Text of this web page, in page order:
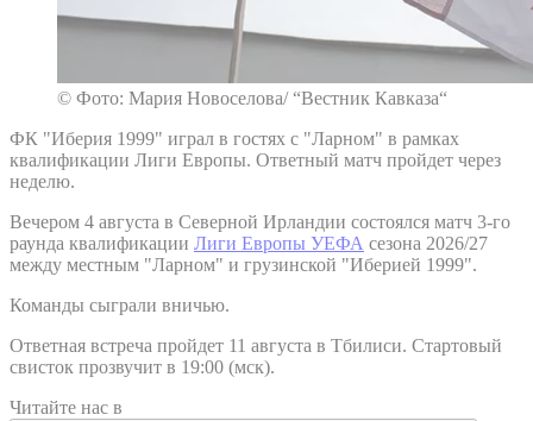
© Фото: Мария Новоселова/ “Вестник Кавказа“
ФК "Иберия 1999" играл в гостях с "Ларном" в рамках
квалификации Лиги Европы. Ответный матч пройдет через
неделю.
Вечером 4 августа в Северной Ирландии состоялся матч 3-го
раунда квалификации Лиги Европы УЕФА сезона 2026/27
между местным "Ларном" и грузинской "Иберией 1999".
Команды сыграли вничью.
Ответная встреча пройдет 11 августа в Тбилиси. Стартовый
свисток прозвучит в 19:00 (мск).
Читайте нас в